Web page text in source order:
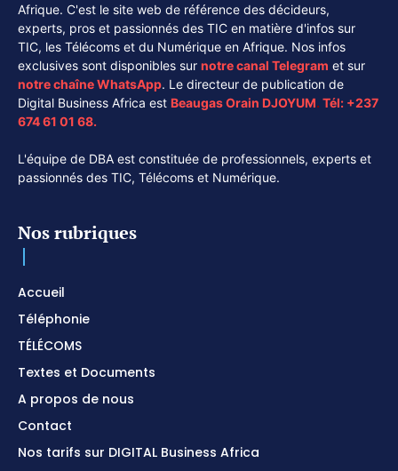
Afrique. C'est le site web de référence des décideurs,
experts, pros et passionnés des TIC en matière d'infos sur
TIC, les Télécoms et du Numérique en Afrique. Nos infos
exclusives sont disponibles sur notre canal Telegram et sur
notre chaîneWhatsApp. Le directeur de publication de
Digital Business Africa est Beaugas Orain DJOYUM. Tél: +237
674 61 01 68.
L'équipe de DBA est constituée de professionnels, experts et
passionnés des TIC, Télécoms et Numérique.
Nos rubriques
Accueil
Téléphonie
TÉLÉCOMS
Textes et Documents
A propos de nous
Contact
Nos tarifs sur DIGITAL Business Africa